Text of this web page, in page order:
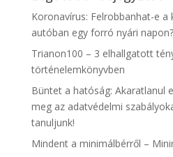
Koronavírus: Felrobbanhat-e
autóban egy forró nyári napon?
Trianon100 – 3 elhallgatott
történelemkönyvben
Büntet a hatóság: Akaratlanul
meg az adatvédelmi
tanuljunk!
Mindent a minimálbérről –